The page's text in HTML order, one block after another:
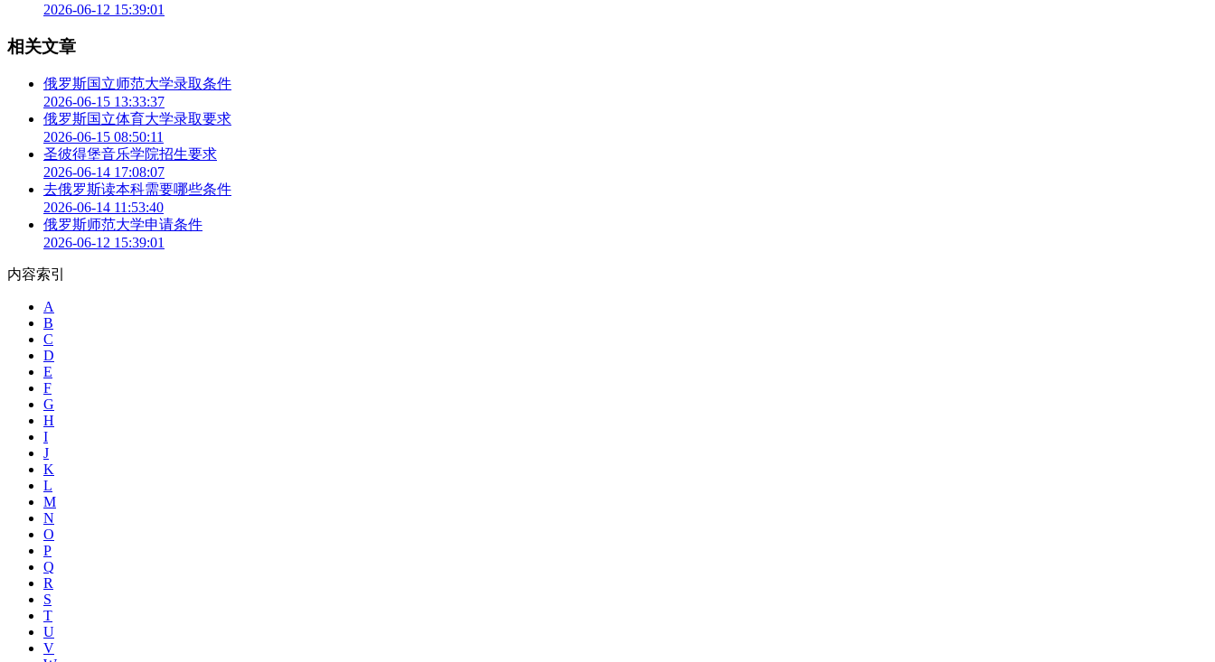
2026-06-12 15:39:01
相关文章
俄罗斯国立师范大学录取条件
2026-06-15 13:33:37
俄罗斯国立体育大学录取要求
2026-06-15 08:50:11
圣彼得堡音乐学院招生要求
2026-06-14 17:08:07
去俄罗斯读本科需要哪些条件
2026-06-14 11:53:40
俄罗斯师范大学申请条件
2026-06-12 15:39:01
内容索引
A
B
C
D
E
F
G
H
I
J
K
L
M
N
O
P
Q
R
S
T
U
V